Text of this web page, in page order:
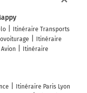
de Saint-Cloud sur
450 mètres
Itinéraire Transports
Itinéraire
Itinéraire
Itinéraire Paris Lyon